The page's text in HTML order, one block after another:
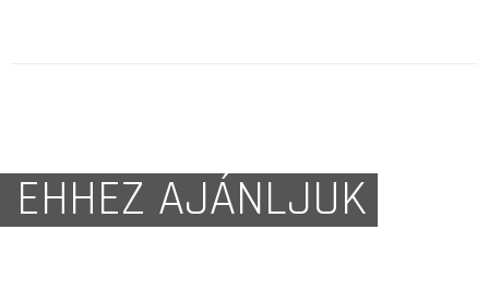
EHHEZ AJÁNLJUK